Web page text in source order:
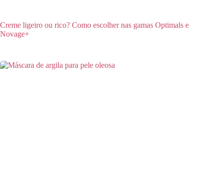
Creme ligeiro ou rico? Como escolher nas gamas Optimals e
Novage+